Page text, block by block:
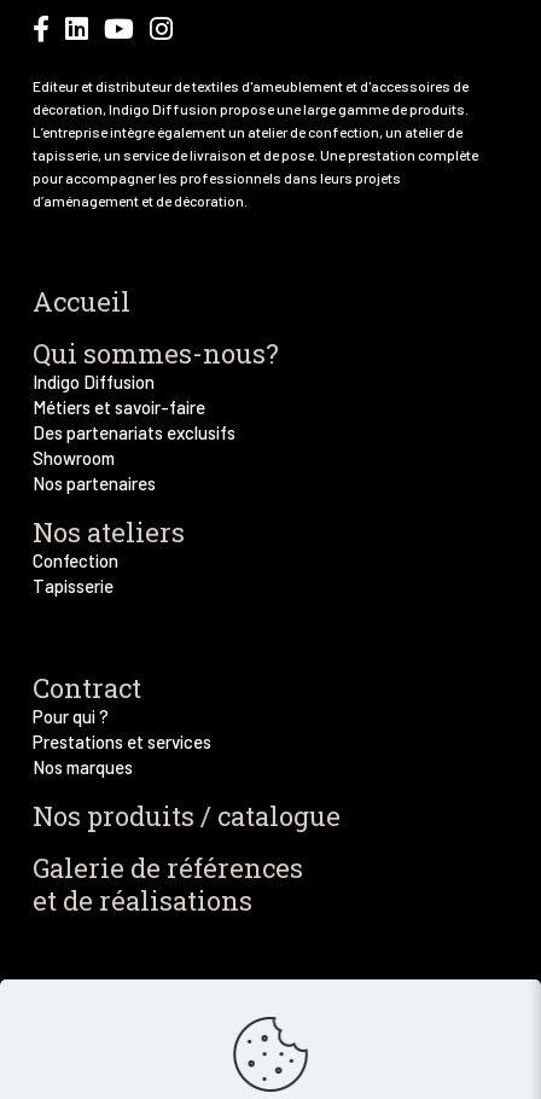
Editeur et distributeur de textiles d'ameublement et d'accessoires de
décoration, Indigo Diffusion propose une large gamme de produits.
L’entreprise intègre également un atelier de confection, un atelier de
tapisserie, un service de livraison et de pose. Une prestation complète
pour accompagner les professionnels dans leurs projets
d’aménagement et de décoration.
Accueil
Qui sommes-nous?
Indigo Diffusion
Métiers et savoir-faire
Des partenariats exclusifs
Showroom
Nos partenaires
Nos ateliers
Confection
Tapisserie
Contract
Pour qui ?
Prestations et services
Nos marques
Nos produits / catalogue
Galerie de références
et de réalisations